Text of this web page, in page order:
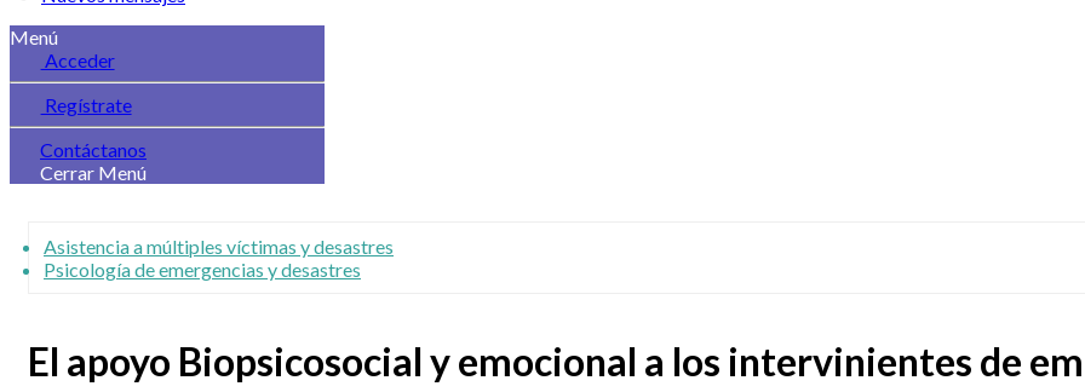
Menú
Acceder
Regístrate
Contáctanos
Cerrar Menú
Asistencia a múltiples víctimas y desastres
Psicología de emergencias y desastres
El apoyo Biopsicosocial y emocional a los intervinientes de